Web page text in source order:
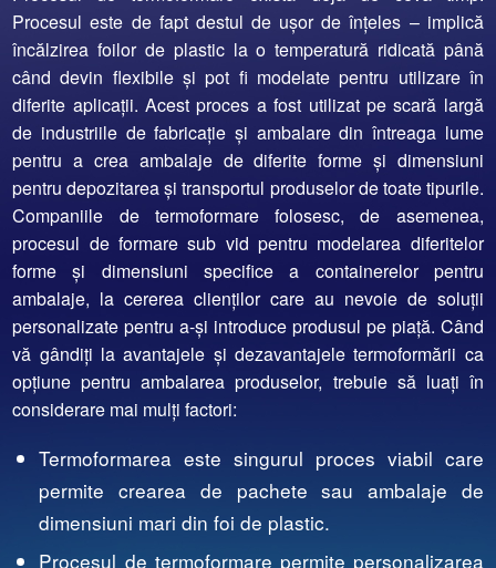
Procesul este de fapt destul de ușor de înțeles – implică
încălzirea foilor de plastic la o temperatură ridicată până
când devin flexibile și pot fi modelate pentru utilizare în
diferite aplicații. Acest proces a fost utilizat pe scară largă
de industriile de fabricație și ambalare din întreaga lume
pentru a crea ambalaje de diferite forme și dimensiuni
pentru depozitarea și transportul produselor de toate tipurile.
Companiile de termoformare folosesc, de asemenea,
procesul de formare sub vid pentru modelarea diferitelor
forme și dimensiuni specifice a containerelor pentru
ambalaje, la cererea clienților care au nevoie de soluții
personalizate pentru a-și introduce produsul pe piață. Când
vă gândiți la avantajele și dezavantajele termoformării ca
opțiune pentru ambalarea produselor, trebuie să luați în
considerare mai mulți factori:
Termoformarea este singurul proces viabil care
permite crearea de pachete sau ambalaje de
dimensiuni mari din foi de plastic.
Procesul de termoformare permite personalizarea